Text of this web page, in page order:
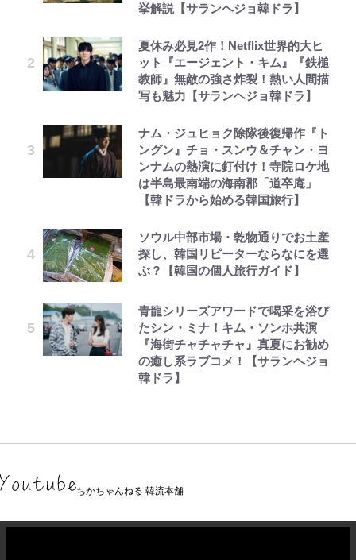
挙解説【サランヘジョ韓ドラ】
夏休み必見2作！Netflix世界的大ヒ
ット『エージェント・キム』『鉄槌
教師』無敵の強さ炸裂！熱い人間描
写も魅力【サランヘジョ韓ドラ】
ナム・ジュヒョク除隊後復帰作『ト
ングン』チョ・スンウ＆チャン・ヨ
ンナムの熱演に釘付け！寺院ロケ地
は半島最南端の海南郡「道卒庵」
【韓ドラから始める韓国旅行】
ソウル中部市場・乾物通りでお土産
探し、韓国リピーターならなにを選
ぶ？【韓国の個人旅行ガイド】
青龍シリーズアワードで喝采を浴び
たシン・ミナ！キム・ソンホ共演
『海街チャチャチャ』真夏にお勧め
の癒し系ラブコメ！【サランヘジョ
韓ドラ】
ちかちゃんねる 韓流本舗